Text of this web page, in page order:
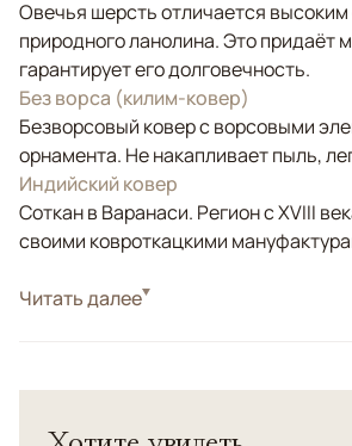
Овечья шерсть отличается
природного ланолина. Это придаёт
гарантирует его долговечность.
Без ворса (килим-ковер)
Безворсовый ковер с ворсовыми
орнамента. Не накапливает пыль,
Индийский ковер
Соткан в Варанаси. Регион с XVIII
своими ковроткацкими
СтильКилимы и сумахи
Читать далее